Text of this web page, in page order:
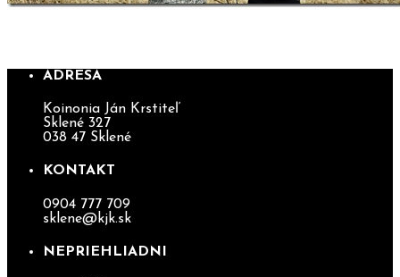
ADRESA
Koinonia Ján Krstiteľ
Sklené 327
038 47 Sklené
KONTAKT
0904 777 709
sklene@kjk.sk
NEPRIEHLIADNI